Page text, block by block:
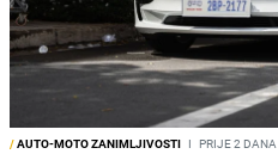
/AUTO-MOTO ZANIMLJIVOSTI I PRIJE 2 DANA